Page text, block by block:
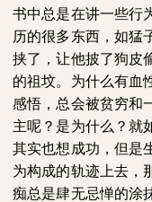
书中总是在讲一些行
历的很多东西，如猛
挟了，让他披了狗皮
的祖坟。为什么有血
感悟，总会被贫穷和
主呢？是为什么？就
其实也想成功，但是
为构成的轨迹上去，
痴总是肆无忌惮的涂